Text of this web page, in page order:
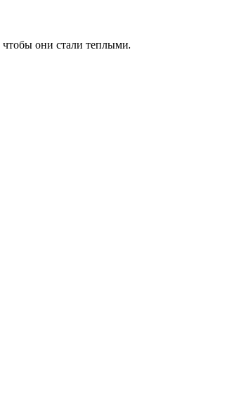
чтобы они стали теплыми.